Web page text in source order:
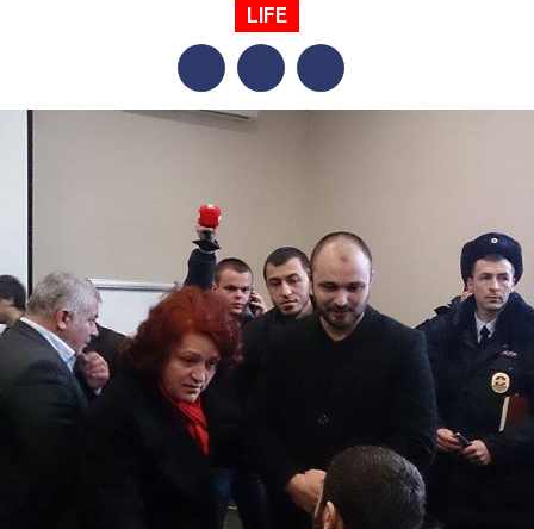
LIFE
FacebookTwitterTelegram